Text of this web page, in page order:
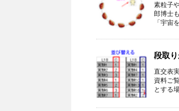
素粒子
郎博士
「宇宙
段取
直交表
資料ご
とする